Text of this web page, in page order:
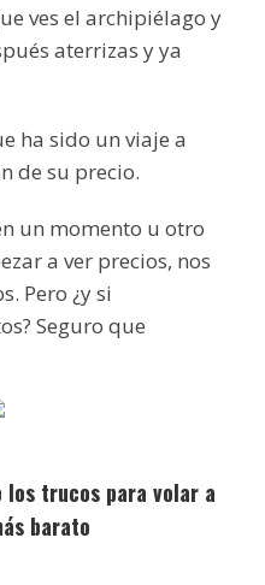
ves el archipiélago y
aterrizas y ya
ha sido un viaje a
de su precio.
un momento u otro
a ver precios, nos
Pero ¿y si
Seguro que
los trucos para volar a
barato